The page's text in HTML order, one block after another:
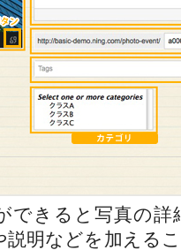
できると写真の詳
明などを加える